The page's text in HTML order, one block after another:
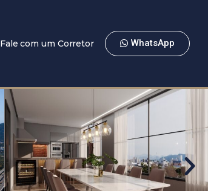
Fale com um Corretor WhatsApp